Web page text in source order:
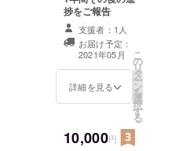
捗をご報告
支援者：1人
お届け予定：
2021年05月
詳細を見る
こ
の
リ
タ
ー
ン
を
選
択
す
る
10,000円